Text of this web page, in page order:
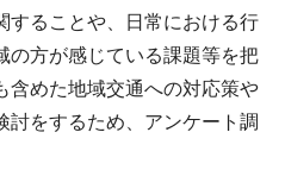
することや、日常における行
の方が感じている課題等を把
含めた地域交通への対応策や
討をするため、アンケート調